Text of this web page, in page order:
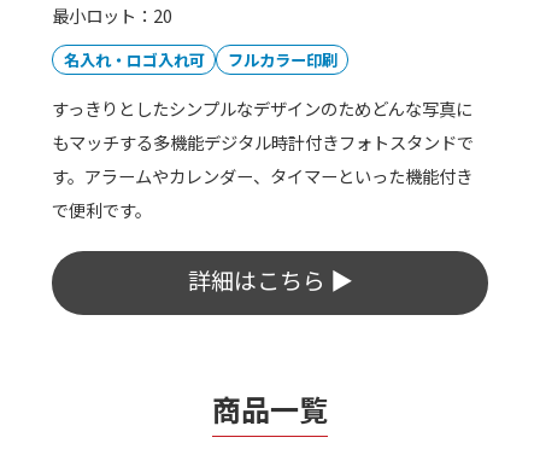
最小ロット：80
名入れ・ロゴ入れ可
デジタルクロックと共に大切な家族の写真やペットの写
真を飾ることができるフォトスタンドです。すっきりと
したシンプルなデザインのため、どんなお写真ともマッ
チします。
詳細はこちら ▶
商品一覧